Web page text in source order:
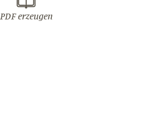
PDF erzeugen